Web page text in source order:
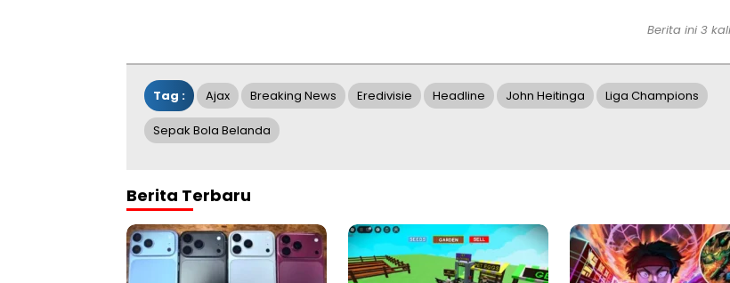
Berita ini 3
Tag : Ajax Breaking News Eredivisie Headline John Heitinga Liga Champions
Sepak Bola Belanda
Berita Terbaru